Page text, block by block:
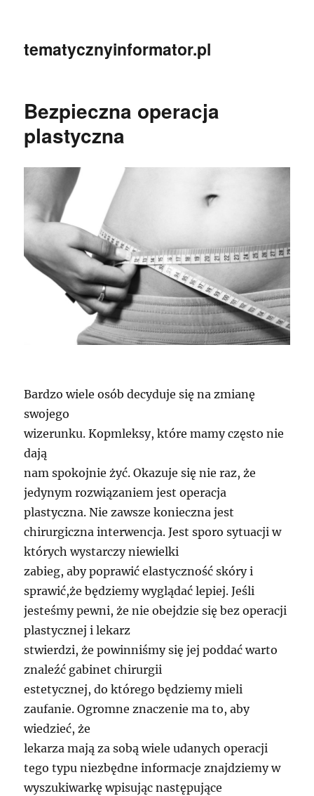
tematycznyinformator.pl
Bezpieczna operacja
plastyczna
Bardzo wiele osób decyduje się na zmianę
swojego
wizerunku. Kopmleksy, które mamy często nie
dają
nam spokojnie żyć. Okazuje się nie raz, że
jedynym rozwiązaniem jest operacja
plastyczna. Nie zawsze konieczna jest
chirurgiczna interwencja. Jest sporo sytuacji w
których wystarczy niewielki
zabieg, aby poprawić elastyczność skóry i
sprawić,że będziemy wyglądać lepiej. Jeśli
jesteśmy pewni, że nie obejdzie się bez operacji
plastycznej i lekarz
stwierdzi, że powinniśmy się jej poddać warto
znaleźć gabinet chirurgii
estetycznej, do którego będziemy mieli
zaufanie. Ogromne znaczenie ma to, aby
wiedzieć, że
lekarza mają za sobą wiele udanych operacji
tego typu niezbędne informacje znajdziemy w
wyszukiwarkę wpisując następujące